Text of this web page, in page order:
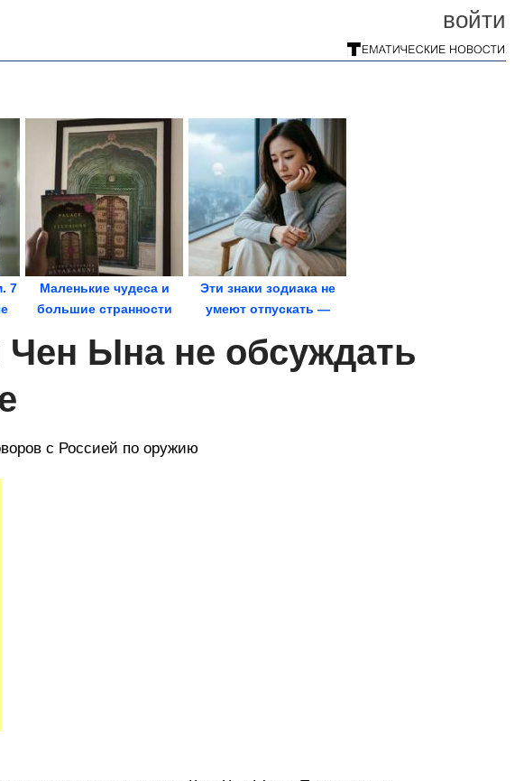
войти
7
Маленькие чудеса и
большие странности
Эти знаки зодиака не
умеют отпускать —
привязчивы
Ына не обсуждать
с Россией по оружию